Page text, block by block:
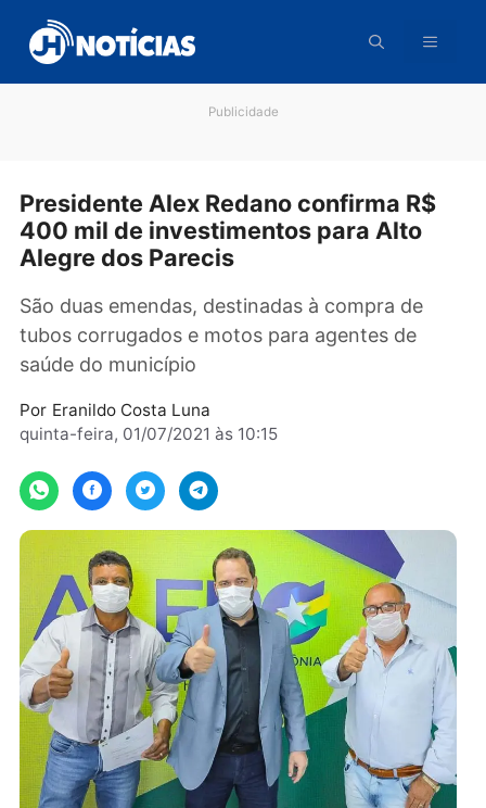
para
conteúdo
Presidente Alex Redano confirma R$
400 mil de investimentos para Alto
São duas emendas, destinadas à compra de
tubos corrugados e motos para agentes de
saúde do município
quinta-feira, 01/07/2021 às 10:15